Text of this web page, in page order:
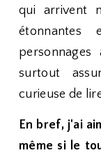
qui arrivent
surtout
curieuse de
En bref, j'ai
même si le